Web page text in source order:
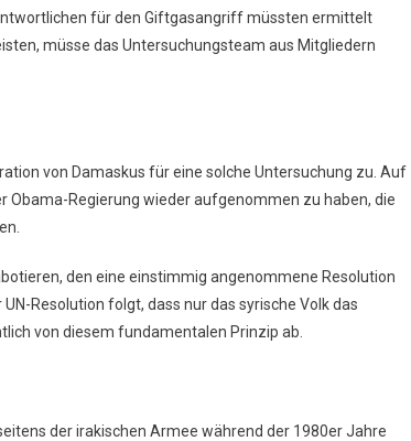
für den Giftgasangriff müssten ermittelt
müsse das Untersuchungsteam aus Mitgliedern
von Damaskus für eine solche Untersuchung zu. Auf
Obama-Regierung wieder aufgenommen zu haben, die
den eine einstimmig angenommene Resolution
Resolution folgt, dass nur das syrische Volk das
von diesem fundamentalen Prinzip ab.
der irakischen Armee während der 1980er Jahre